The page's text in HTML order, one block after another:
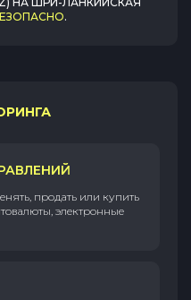
.
продать или купить
электронные